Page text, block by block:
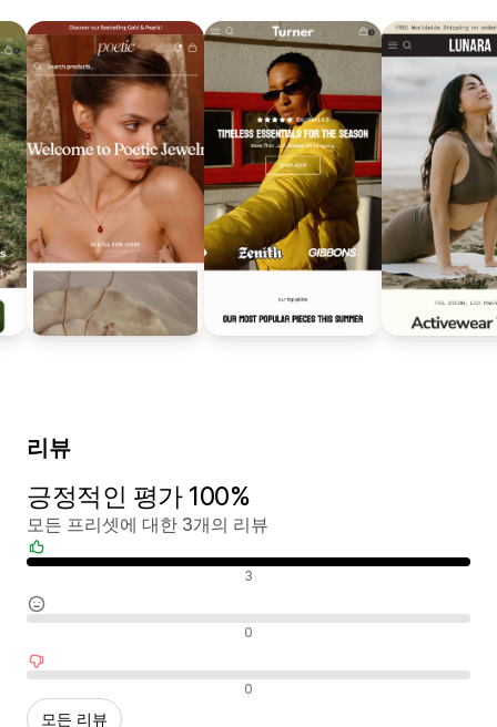
리뷰
긍정적인 평가 100%
모든 프리셋에 대한 3개의 리뷰
3
0
0
모든 리뷰